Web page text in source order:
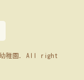
稚園 . All right